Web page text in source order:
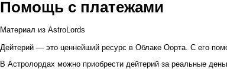
Помощь с платежами
Материал из AstroLords
Дейтерий — это ценнейший ресурс в Облаке Оорта. С его
В Астролордах можно приобрести дейтерий за реальные